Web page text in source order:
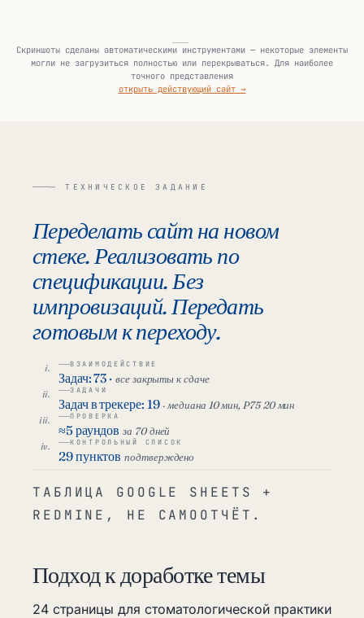
Скриншоты сделаны автоматическими инструментами — некоторые элементы
могли не загрузиться полностью или перекрываться. Для наиболее
точного представления
открыть действующий сайт →
— ТЕХНИЧЕСКОЕ ЗАДАНИЕ
Переделать сайт на новом
стеке. Реализовать по
спецификации. Без
импровизаций. Передать
готовым к переходу.
ВЗАИМОДЕЙСТВИЕ
Задач: 73 · все закрыты к сдаче
ЗАДАЧИ
Задач в трекере: 19 · медиана 10 мин, P75 20 мин
ПРОВЕРКА
≈5 раундов за 70 дней
КОНТРОЛЬНЫЙ СПИСОК
29 пунктов подтверждено
ТАБЛИЦА GOOGLE SHEETS +
REDMINE, НЕ САМООТЧЁТ.
Подход к доработке темы
24 страницы для стоматологической практики